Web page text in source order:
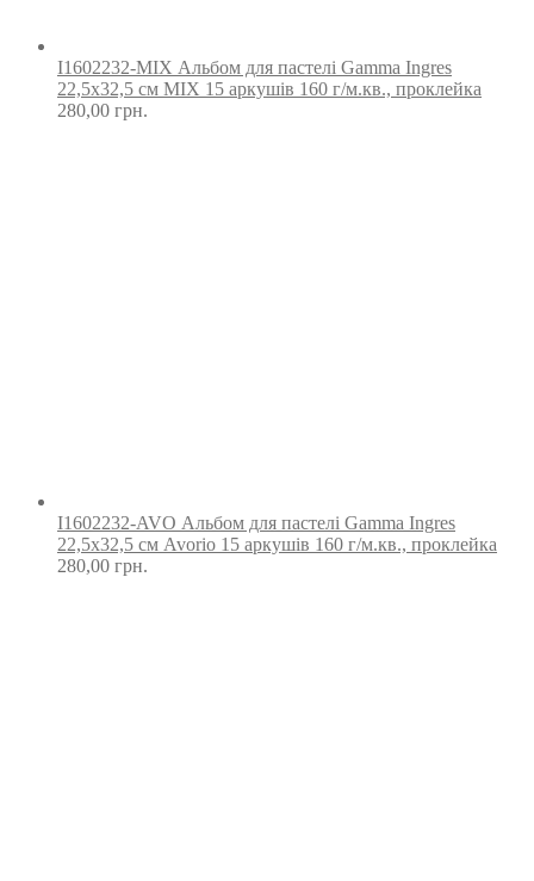
I1602232-MIX Альбом для пастелі Gamma Ingres
22,5х32,5 см MIX 15 аркушів 160 г/м.кв., проклейка
280,00 грн.
I1602232-AVO Альбом для пастелі Gamma Ingres
22,5х32,5 см Avorio 15 аркушів 160 г/м.кв., проклейка
280,00 грн.